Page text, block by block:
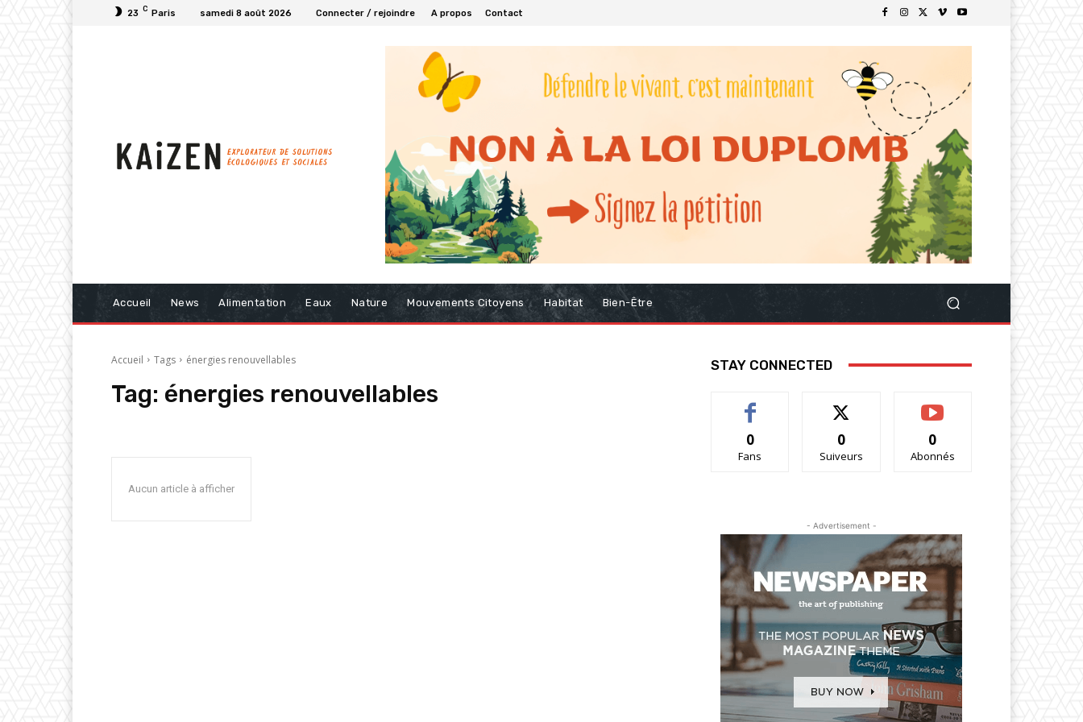
23 C Paris samedi 8 août 2026 Connecter / rejoindre A propos Contact
Accueil News Alimentation Eaux Nature Mouvements Citoyens Habitat Bien-Être
Accueil Tags énergies renouvellables
Tag: énergies renouvellables
Aucun article à afficher
STAY CONNECTED
0
Fans
0
Suiveurs
0
Abonnés
- Advertisement -